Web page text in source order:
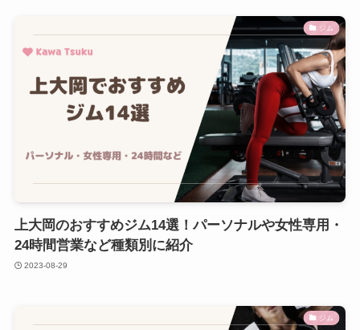
ジム
上大岡のおすすめジム14選！パーソナルや女性専用・
24時間営業など種類別に紹介
2023-08-29
ジム